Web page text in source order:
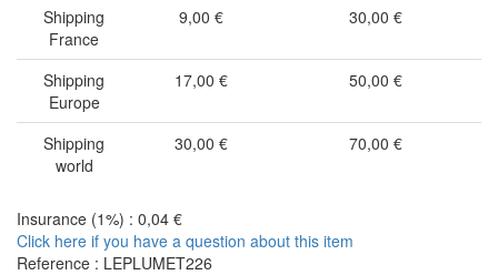
Shipping
France
9,00 € 30,00 €
Shipping
Europe
17,00 € 50,00 €
Shipping
world
30,00 € 70,00 €
Insurance (1%) : 0,04 €
Click here if you have a question about this item
Reference : LEPLUMET226